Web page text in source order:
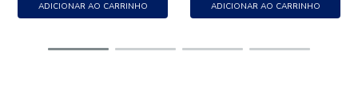
ADICIONAR AO CARRINHO ADICIONAR AO CARRINHO